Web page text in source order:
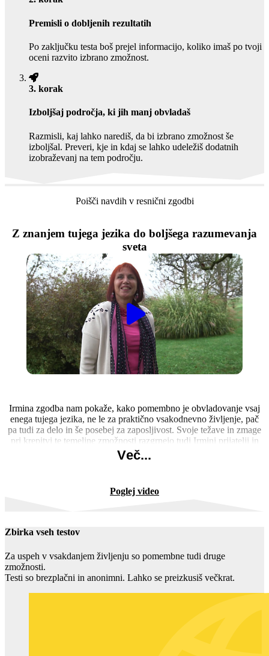
Premisli o dobljenih rezultatih
Po zaključku testa boš prejel informacijo, koliko imaš po tvoji
oceni razvito izbrano zmožnost.
3. korak
Izboljšaj področja, ki jih manj obvladaš
Razmisli, kaj lahko narediš, da bi izbrano zmožnost še
izboljšal. Preveri, kje in kdaj se lahko udeležiš dodatnih
izobraževanj na tem področju.
Poišči navdih v resnični zgodbi
Z znanjem tujega jezika do boljšega razumevanja
sveta
Irmina zgodba nam pokaže, kako pomembno je obvladovanje vsaj
enega tujega jezika, ne le za praktično vsakodnevno življenje, pač
pa tudi za delo in še posebej za zaposljivost. Svoje težave in zmage
pri krepitvi te temeljne zmožnosti razgrnejo tudi Irmini prijatelji in
znanci.
Več...
Poglej video
Zbirka vseh testov
Za uspeh v vsakdanjem življenju so pomembne tudi druge
zmožnosti.
Testi so brezplačni in anonimni. Lahko se preizkusiš večkrat.